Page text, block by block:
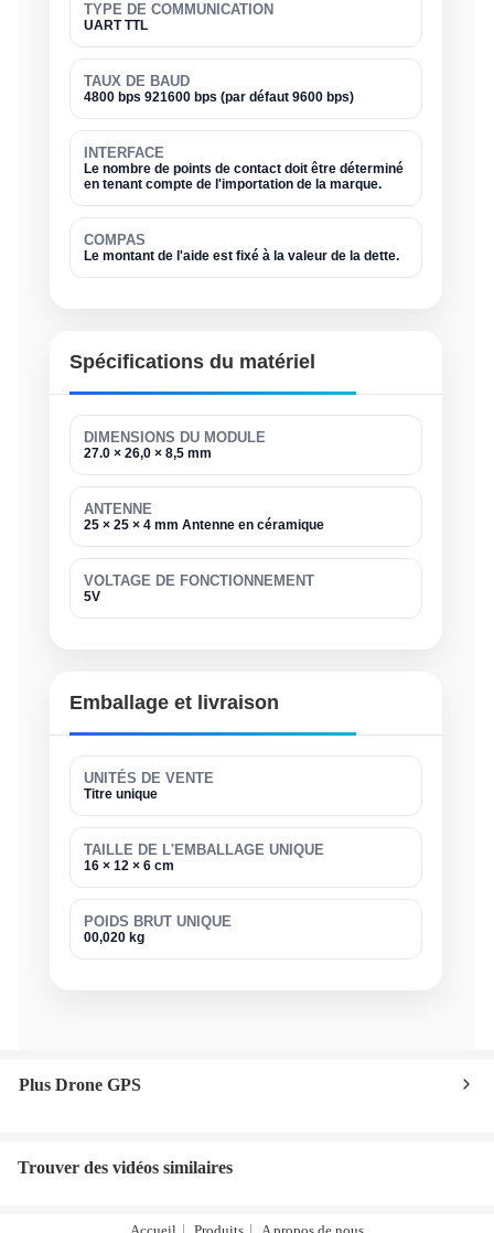
TYPE DE COMMUNICATION
UART TTL
TAUX DE BAUD
4800 bps 921600 bps (par défaut 9600 bps)
INTERFACE
Le nombre de points de contact doit être déterminé
en tenant compte de l'importation de la marque.
COMPAS
Le montant de l'aide est fixé à la valeur de la dette.
Spécifications du matériel
DIMENSIONS DU MODULE
27.0 × 26,0 × 8,5 mm
ANTENNE
25 × 25 × 4 mm Antenne en céramique
VOLTAGE DE FONCTIONNEMENT
5V
Emballage et livraison
UNITÉS DE VENTE
Titre unique
TAILLE DE L'EMBALLAGE UNIQUE
16 × 12 × 6 cm
POIDS BRUT UNIQUE
00,020 kg
Plus Drone GPS
Trouver des vidéos similaires